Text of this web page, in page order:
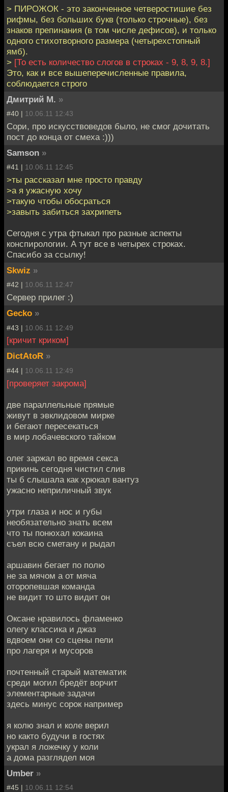
> ПИРОЖОК - это законченное четверостишие без
рифмы, без больших букв (только строчные), без
знаков препинания (в том числе дефисов), и только
одного стихотворного размера (четырехстопный
ямб).
> [То есть количество слогов в строках - 9, 8, 9, 8.]
Это, как и все вышеперечисленные правила,
соблюдается строго
Дмитрий М. »
#40 | 10.06.11 12:43
Сори, про искусствоведов было, не смог дочитать
пост до конца от смеха :)))
Samson »
#41 | 10.06.11 12:45
>ты рассказал мне просто правду
>а я ужасную хочу
>такую чтобы обосраться
>завыть забиться захрипеть
Сегодня с утра фтыкал про разные аспекты
конспирологии. А тут все в четырех строках.
Спасибо за ссылку!
Skwiz »
#42 | 10.06.11 12:47
Сервер прилег :)
Gecko »
#43 | 10.06.11 12:49
[кричит криком]
DictAtoR »
#44 | 10.06.11 12:49
[проверяет закрома]
две параллельные прямые
живут в эвклидовом мирке
и бегают пересекаться
в мир лобачевского тайком
олег заржал во время секса
прикинь сегодня чистил слив
ты б слышала как хрюкал вантуз
ужасно неприличный звук
утри глаза и нос и губы
необязательно знать всем
что ты понюхал кокаина
съел всю сметану и рыдал
аршавин бегает по полю
не за мячом а от мяча
оторопевшая команда
не видит то што видит он
Оксане нравилось фламенко
олегу классика и джаз
вдвоем они со сцены пели
про лагеря и мусоров
почтенный старый математик
среди могил бредёт ворчит
элементарные задачи
здесь минус сорок например
я колю знал и коле верил
но както будучи в гостях
украл я ложечку у коли
а дома разглядел моя
Umber »
#45 | 10.06.11 12:54